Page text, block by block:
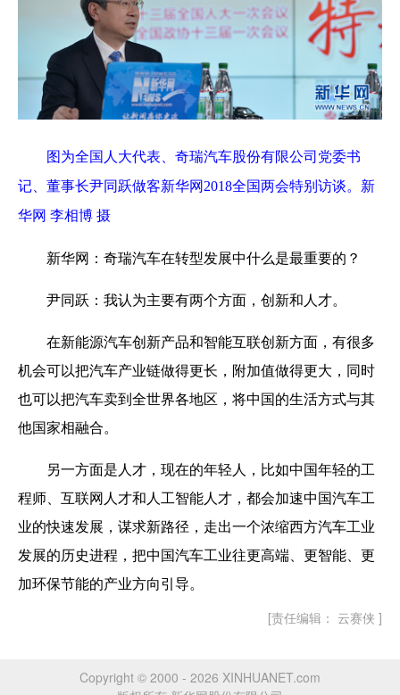
图为全国人大代表、奇瑞汽车股份有限公司党委书
记、董事长尹同跃做客新华网2018全国两会特别访谈。新
华网 李相博 摄
新华网：奇瑞汽车在转型发展中什么是最重要的？
尹同跃：我认为主要有两个方面，创新和人才。
在新能源汽车创新产品和智能互联创新方面，有很多
机会可以把汽车产业链做得更长，附加值做得更大，同时
也可以把汽车卖到全世界各地区，将中国的生活方式与其
他国家相融合。
另一方面是人才，现在的年轻人，比如中国年轻的工
程师、互联网人才和人工智能人才，都会加速中国汽车工
业的快速发展，谋求新路径，走出一个浓缩西方汽车工业
发展的历史进程，把中国汽车工业往更高端、更智能、更
加环保节能的产业方向引导。
[责任编辑： 云赛侠 ]
Copyright © 2000 - 2026 XINHUANET.com